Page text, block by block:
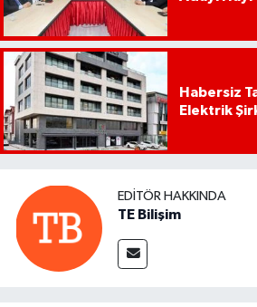
Habersiz
Elektrik
EDITÖR HAKKINDA
TE Bilişim